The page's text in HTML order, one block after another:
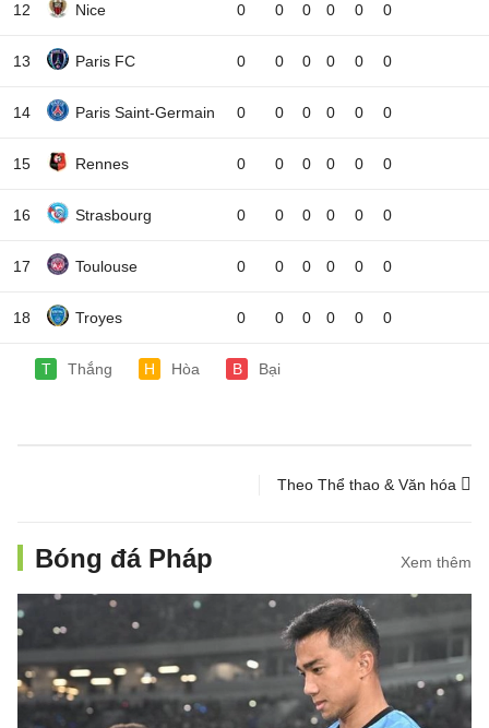
12 Nice 0 0 0 0 0 0
13 Paris FC 0 0 0 0 0 0
14 Paris Saint-Germain 0 0 0 0 0 0
15 Rennes 0 0 0 0 0 0
16 Strasbourg 0 0 0 0 0 0
17 Toulouse 0 0 0 0 0 0
18 Troyes 0 0 0 0 0 0
T Thắng H Hòa B Bại
Theo Thể thao & Văn hóa
Bóng đá Pháp Xem thêm